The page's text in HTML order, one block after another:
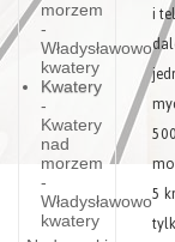
morzem
-
Władysławowo
kwatery
Kwatery
-
Kwatery
nad
morzem
-
Władysławowo
kwatery
i
5